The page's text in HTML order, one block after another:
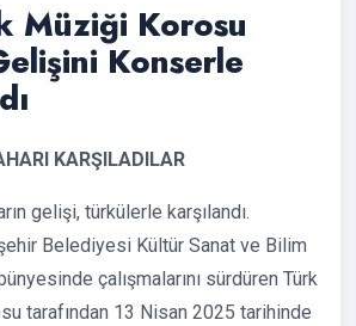
Müziği Korosu
Konserle
KARŞILADILAR
gelişi, türkülerle karşılandı.
Belediyesi Kültür Sanat ve Bilim
çalışmalarını sürdüren Türk
tarafından 13 Nisan 2025 tarihinde